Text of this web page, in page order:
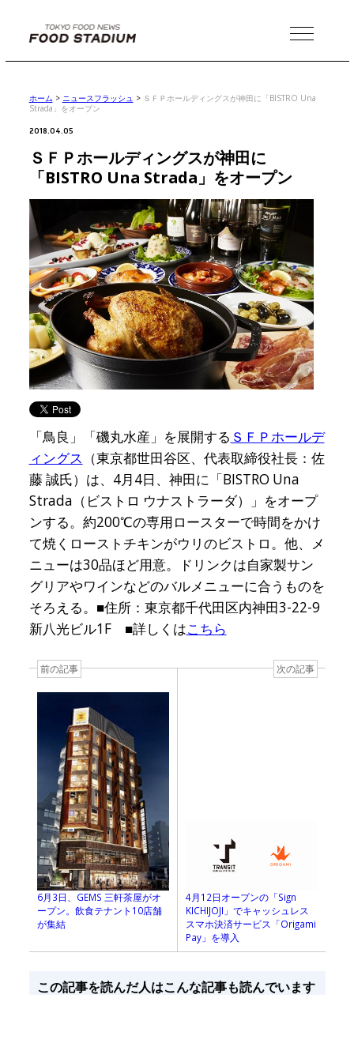
MENU
ホーム > ニュースフラッシュ > ＳＦＰホールディングスが神田に「BISTRO Una
Strada」をオープン
2018.04.05
ＳＦＰホールディングスが神田に
「BISTRO Una Strada」をオープン
「鳥良」「磯丸水産」を展開する ＳＦＰホールデ
ィングス （東京都世田谷区、代表取締役社長：佐
藤 誠氏）は、4月4日、神田に「BISTRO Una
Strada（ビストロ ウナストラーダ）」をオープ
ンする。約200℃の専用ロースターで時間をかけ
て焼くローストチキンがウリのビストロ。他、メ
ニューは30品ほど用意。ドリンクは自家製サン
グリアやワインなどのバルメニューに合うものを
そろえる。■住所：東京都千代田区内神田3-22-9
新八光ビル1F ■詳しくはこちら
前の記事
6月3日、GEMS 三軒茶屋がオ
ープン。飲食テナント10店舗
が集結
次の記事
4月12日オープンの「Sign
KICHIJOJI」でキャッシュレス
スマホ決済サービス「Origami
Pay」を導入
この記事を読んだ人はこんな記事も読んでいます